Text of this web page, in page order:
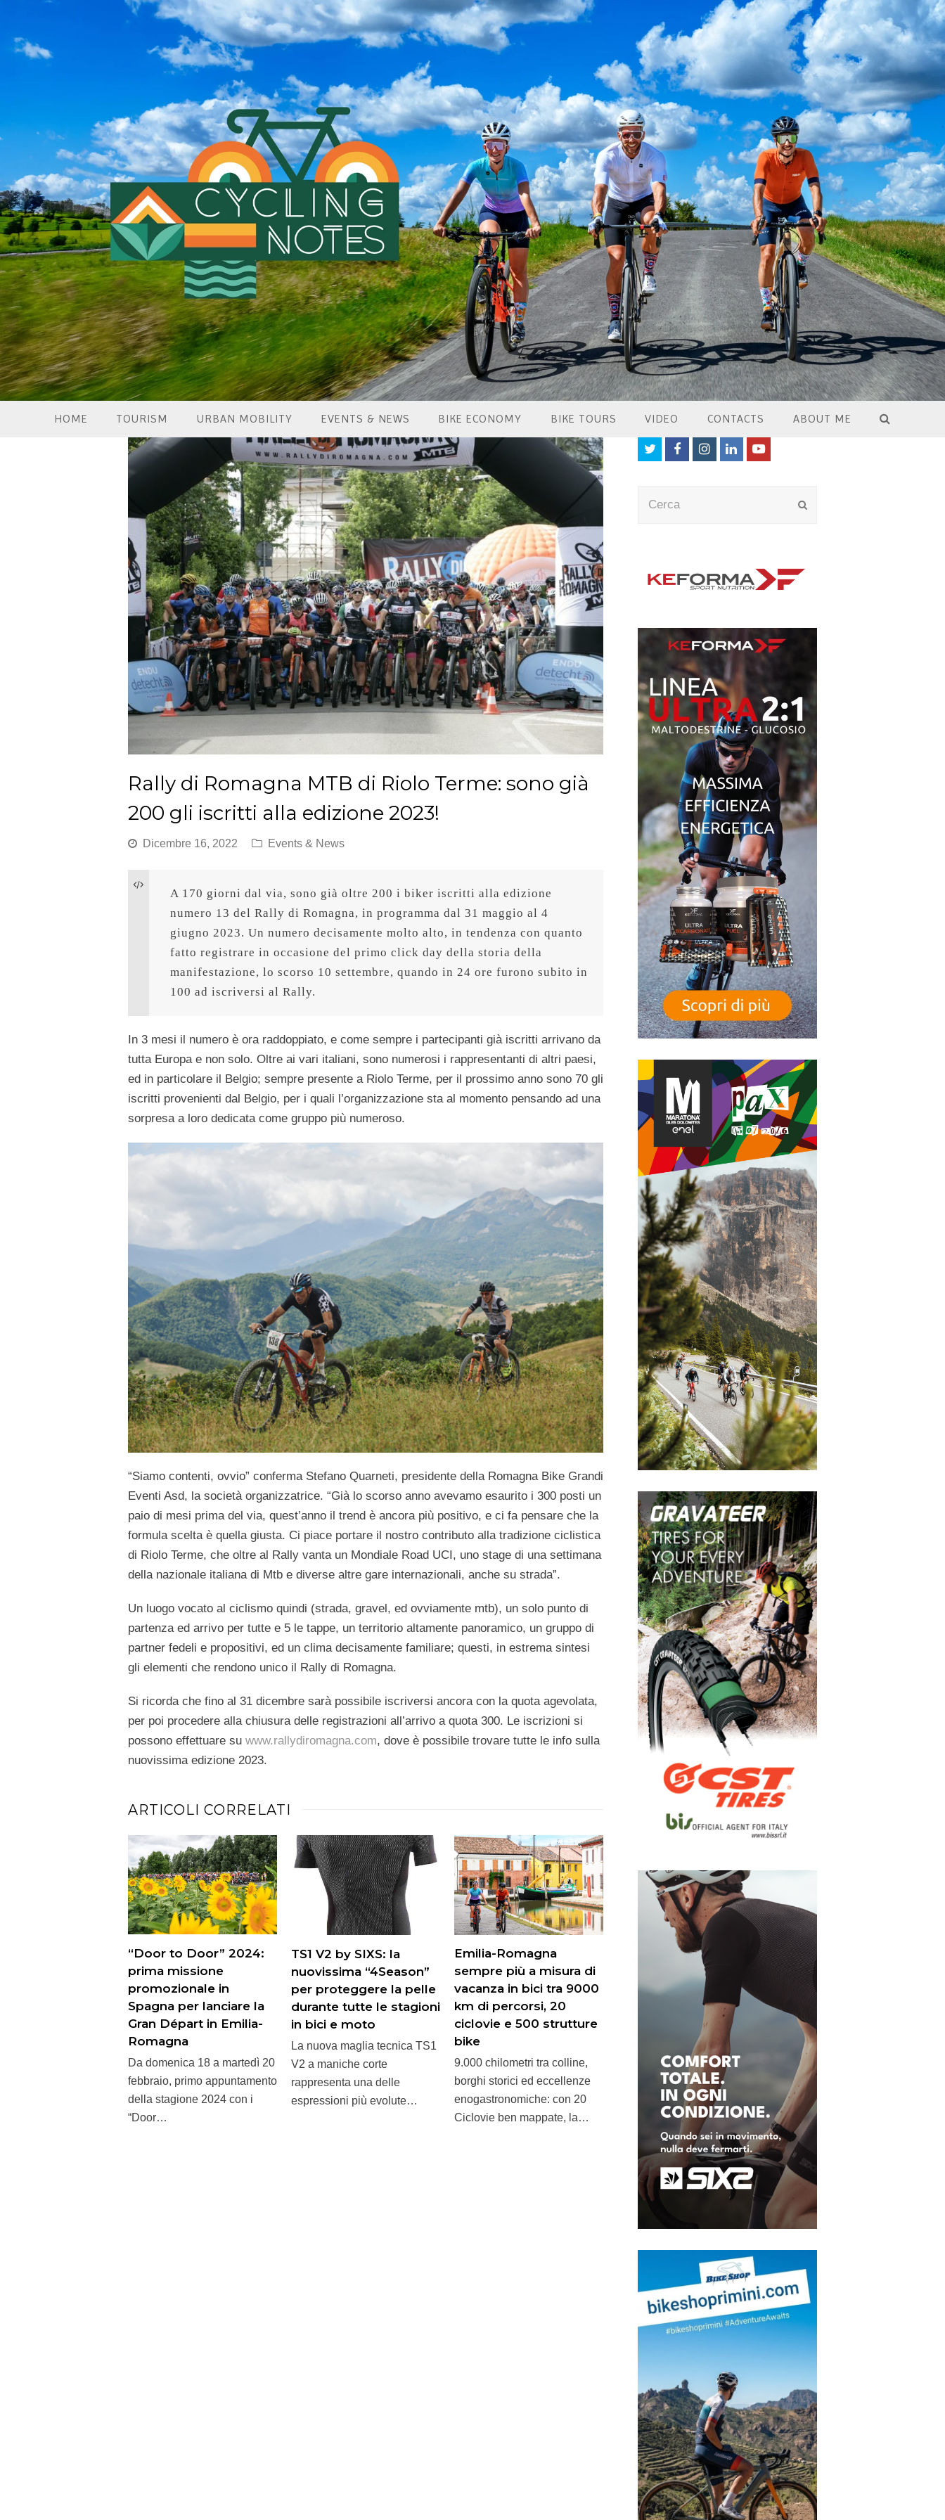
HOME TOURISM URBAN MOBILITY EVENTS & NEWS BIKE ECONOMY BIKE TOURS VIDEO CONTACTS ABOUT ME
Rally di Romagna MTB di Riolo Terme: sono già
200 gli iscritti alla edizione 2023!
Dicembre 16, 2022 Events & News
A 170 giorni dal via, sono già oltre 200 i biker iscritti alla edizione
numero 13 del Rally di Romagna, in programma dal 31 maggio al 4
giugno 2023. Un numero decisamente molto alto, in tendenza con quanto
fatto registrare in occasione del primo click day della storia della
manifestazione, lo scorso 10 settembre, quando in 24 ore furono subito in
100 ad iscriversi al Rally.
In 3 mesi il numero è ora raddoppiato, e come sempre i partecipanti già iscritti arrivano da
tutta Europa e non solo. Oltre ai vari italiani, sono numerosi i rappresentanti di altri paesi,
ed in particolare il Belgio; sempre presente a Riolo Terme, per il prossimo anno sono 70 gli
iscritti provenienti dal Belgio, per i quali l’organizzazione sta al momento pensando ad una
sorpresa a loro dedicata come gruppo più numeroso.
“Siamo contenti, ovvio” conferma Stefano Quarneti, presidente della Romagna Bike Grandi
Eventi Asd, la società organizzatrice. “Già lo scorso anno avevamo esaurito i 300 posti un
paio di mesi prima del via, quest’anno il trend è ancora più positivo, e ci fa pensare che la
formula scelta è quella giusta. Ci piace portare il nostro contributo alla tradizione ciclistica
di Riolo Terme, che oltre al Rally vanta un Mondiale Road UCI, uno stage di una settimana
della nazionale italiana di Mtb e diverse altre gare internazionali, anche su strada”.
Un luogo vocato al ciclismo quindi (strada, gravel, ed ovviamente mtb), un solo punto di
partenza ed arrivo per tutte e 5 le tappe, un territorio altamente panoramico, un gruppo di
partner fedeli e propositivi, ed un clima decisamente familiare; questi, in estrema sintesi
gli elementi che rendono unico il Rally di Romagna.
Si ricorda che fino al 31 dicembre sarà possibile iscriversi ancora con la quota agevolata,
per poi procedere alla chiusura delle registrazioni all’arrivo a quota 300. Le iscrizioni si
possono effettuare su www.rallydiromagna.com, dove è possibile trovare tutte le info sulla
nuovissima edizione 2023.
ARTICOLI CORRELATI
“Door to Door” 2024:
prima missione
promozionale in
Spagna per lanciare la
Gran Départ in Emilia-
Romagna
Da domenica 18 a martedì 20
febbraio, primo appuntamento
della stagione 2024 con i
“Door…
TS1 V2 by SIXS: la
nuovissima “4Season”
per proteggere la pelle
durante tutte le stagioni
in bici e moto
La nuova maglia tecnica TS1
V2 a maniche corte
rappresenta una delle
espressioni più evolute…
Emilia-Romagna
sempre più a misura di
vacanza in bici tra 9000
km di percorsi, 20
ciclovie e 500 strutture
bike
9.000 chilometri tra colline,
borghi storici ed eccellenze
enogastronomiche: con 20
Ciclovie ben mappate, la…
TwitterFacebookInstagram
LinkedInYoutube